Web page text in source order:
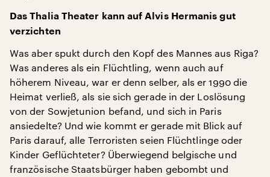
Das Thalia Theater kann auf Alvis Hermanis gut
verzichten
Was aber spukt durch den Kopf des Mannes aus Riga?
Was anderes als ein Flüchtling, wenn auch auf
höherem Niveau, war er denn selber, als er 1990 die
Heimat verließ, als sie sich gerade in der Loslösung
von der Sowjetunion befand, und sich in Paris
ansiedelte? Und wie kommt er gerade mit Blick auf
Paris darauf, alle Terroristen seien Flüchtlinge oder
Kinder Geflüchteter? Überwiegend belgische und
französische Staatsbürger haben gebombt und